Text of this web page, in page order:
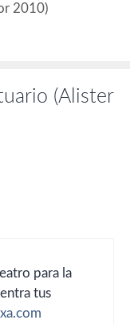
2010)
(Alister
para la
tus